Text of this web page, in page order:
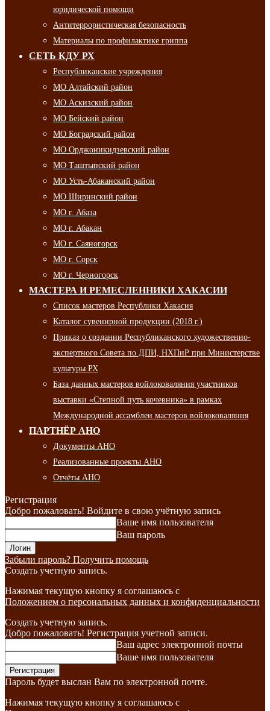
юридической помощи
Антитеррористическая безопасность
Материалы по профилактике гриппа
СЕТЬ КДУ РХ
Республиканские учреждения
МО Алтайский район
МО Аскизский район
МО Бейский район
МО Боградский район
МО Орджоникидзевский район
МО Таштыпский район
МО Усть-Абаканский район
МО Ширинский район
МО г. Абаза
МО г. Абакан
МО г. Саяногорск
МО г. Сорск
МО г. Черногорск
МАСТЕРА И РЕМЕСЛЕННИКИ ХАКАСИИ
Список мастеров Республики Хакасия
Каталог сувенирной продукции (2018 г.)
Приказ о создании Республиканского художественно-
экспертного Совета по ДПИ, НХПиР при Министерстве
культуры РХ
База данных мастеров войлоковаляния участников
выставки «Степной путь кочевника» в рамках
Международной ассамблеи мастеров войлоковаляния
ПАРТНЁР АНО
Документы АНО
Реализованные проекты АНО
Отчёты АНО
Регистрация
Добро пожаловать! Войдите в свою учётную запись
Ваше имя пользователя
Ваш пароль
Забыли пароль? Получить помощь
Создать учетную запись.
Нажимая текущую кнопку я соглашаюсь с
Положением о персональных данных и конфиденциальности
Создать учетную запись.
Добро пожаловать! Регистрация учетной записи.
Ваш адрес электронной почты
Ваше имя пользователя
Пароль будет выслан Вам по электронной почте.
Нажимая текущую кнопку я соглашаюсь с